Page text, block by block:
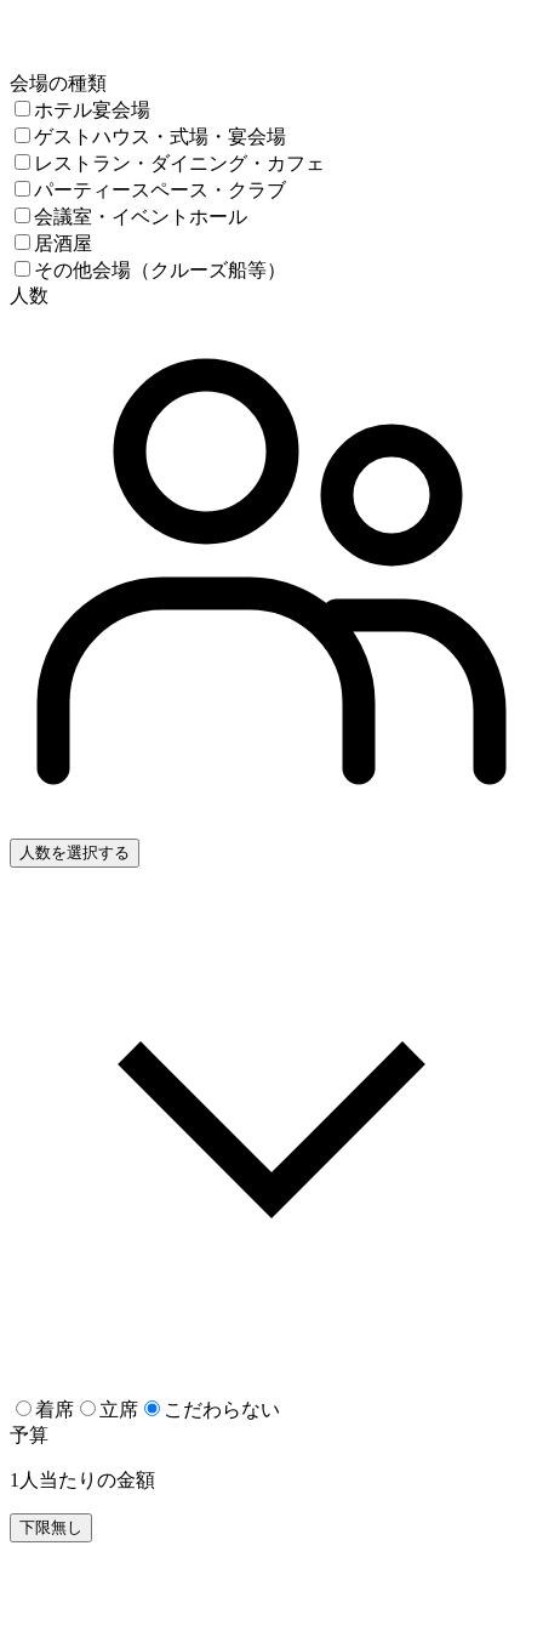
会場の種類
ホテル宴会場
ゲストハウス・式場・宴会場
レストラン・ダイニング・カフェ
パーティースペース・クラブ
会議室・イベントホール
居酒屋
その他会場（クルーズ船等）
人数
人数を選択する
着席 立席
こだわらない
予算
1人当たりの金額
下限無し